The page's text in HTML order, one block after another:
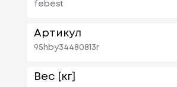
febest
Артикул
95hby34480813r
Вес [кг]